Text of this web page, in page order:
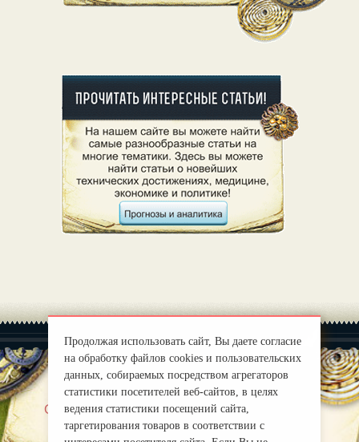
О нас |
mirprognoz@mail.ru
Продолжая использовать сайт, Вы даете согласие
на обработку файлов cookies и пользовательских
данных, собираемых посредством агрегаторов
статистики посетителей веб-сайтов, в целях
ведения статистики посещений сайта,
таргетирования товаров в соответствии с